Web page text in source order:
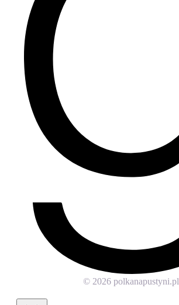
© 2026 polkanapustyni.pl